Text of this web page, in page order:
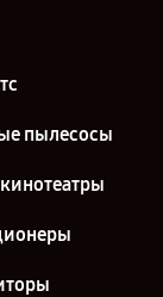
пылесосы